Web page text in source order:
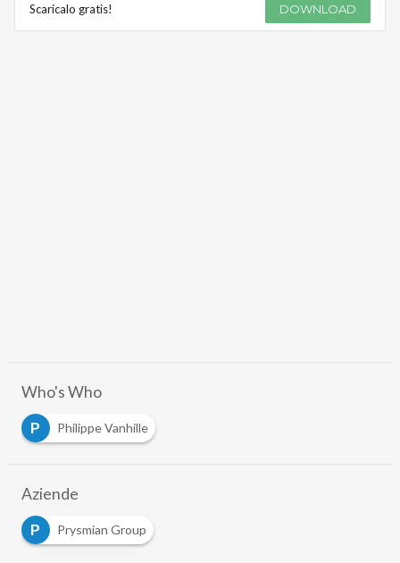
Scaricalo gratis! DOWNLOAD
Who's Who
P
Philippe Vanhille
Aziende
P
Prysmian Group